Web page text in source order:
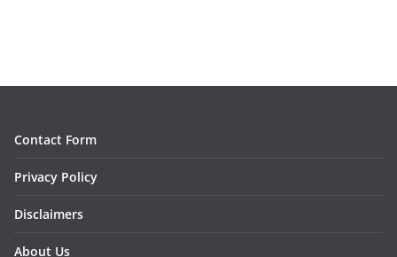
Contact Form
Privacy Policy
Disclaimers
About Us